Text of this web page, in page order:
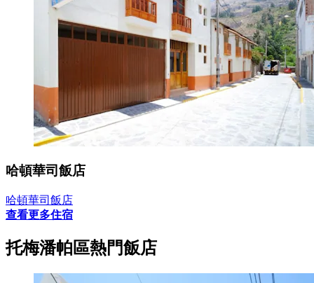
哈頓華司飯店
哈頓華司飯店
查看更多住宿
托梅潘帕區熱門飯店